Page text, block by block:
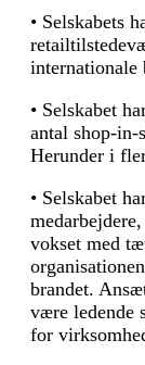
• Selskabets
internationale
• Selskabet
antal shop-in-
Herunder i
• Selskabet
vokset med
brandet.
være ledende
for